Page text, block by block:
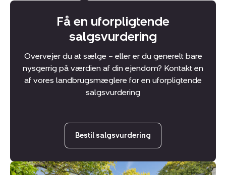
Få en uforpligtende
salgsvurdering
Overvejer du at sælge – eller er du generelt bare
nysgerrig på værdien af din ejendom? Kontakt en
af vores landbrugsmæglere for en uforpligtende
salgsvurdering
Bestil salgsvurdering
Landejendom: